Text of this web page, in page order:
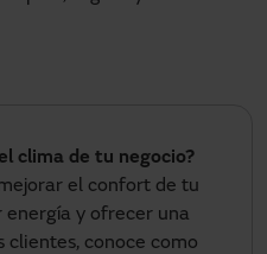
clima de tu negocio?
el confort de tu
energía y ofrecer una
clientes, conoce como